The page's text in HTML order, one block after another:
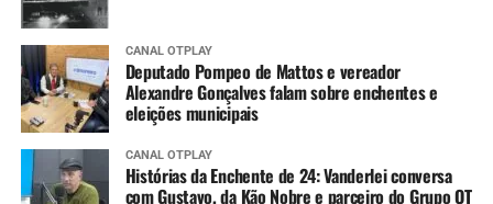
CANAL OTPLAY
Deputado Pompeo de Mattos e vereador
Alexandre Gonçalves falam sobre enchentes e
eleições municipais
CANAL OTPLAY
Histórias da Enchente de 24: Vanderlei conversa
com Gustavo, da Kão Nobre e parceiro do Grupo OT